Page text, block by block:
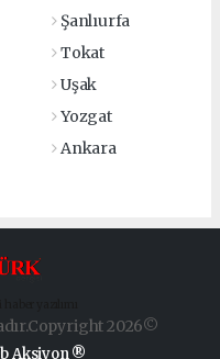
Şanlıurfa
Tokat
Uşak
Yozgat
Ankara
2026©
Aksiyon ®